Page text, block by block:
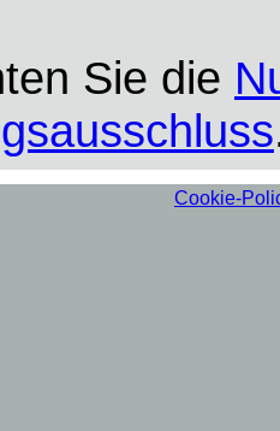
Sie die
Cookie-